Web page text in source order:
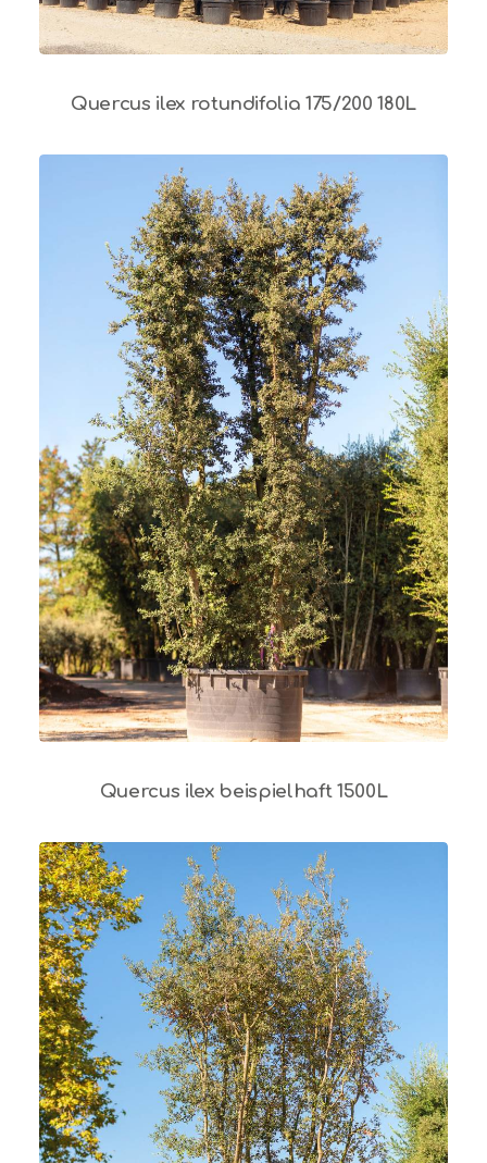
Quercus ilex rotundifolia 175/200 180L
Quercus ilex beispielhaft 1500L